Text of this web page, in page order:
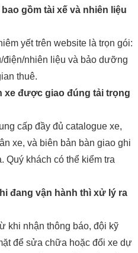
gồm tài xế và nhiên liệu
yết trên website là trọn gói:
điện/nhiên liệu và bảo dưỡng
thuê.
xe được giao đúng tải trọng
cấp đầy đủ catalogue xe,
xe, và biên bản bàn giao ghi
Quý khách có thể kiểm tra
đang vận hành thì xử lý ra
khi nhận thông báo, đội kỹ
để sửa chữa hoặc đổi xe dự